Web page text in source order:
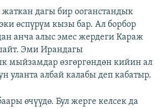
дагы бир ооганстандык
өспүрүм кызы бар. Ал борбор
анча алыс эмес жердеги Караж
Эми Ирандагы
мыйзамдар өзгөргөндөн кийин ал
уланта албай калабы деп кабатыр.
өчүүдө. Бул жерге келсек да